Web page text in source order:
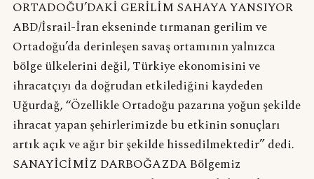
ORTADOĞU’DAKİ GERİLİM SAHAYA YANSIYOR
ABD/İsrail-İran ekseninde tırmanan gerilim ve
Ortadoğu’da derinleşen savaş ortamının yalnızca
bölge ülkelerini değil, Türkiye ekonomisini ve
ihracatçıyı da doğrudan etkilediğini kaydeden
Uğurdağ, “Özellikle Ortadoğu pazarına yoğun şekilde
ihracat yapan şehirlerimizde bu etkinin sonuçları
artık açık ve ağır bir şekilde hissedilmektedir” dedi.
SANAYİCİMİZ DARBOĞAZDA Bölgemiz